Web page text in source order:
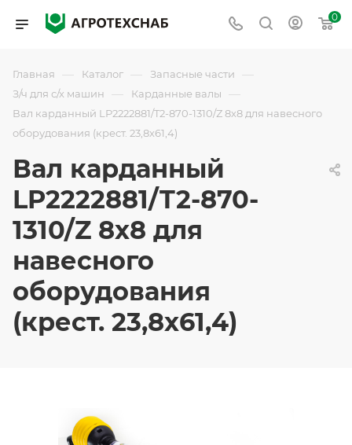
0
Главная — Каталог — Запасные части —
З/ч для с/х машин — Карданные валы —
Вал карданный LP2222881/T2-870-1310/Z 8х8 для навесного
оборудования (крест. 23,8х61,4)
Вал карданный
LP2222881/T2-870-
1310/Z 8х8 для
навесного
оборудования
(крест. 23,8х61,4)